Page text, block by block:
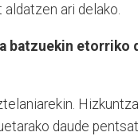
ari delako.
batzuekin etorriko
daude